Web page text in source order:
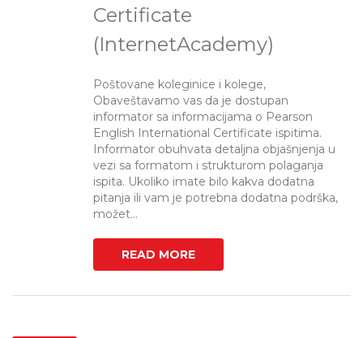
Certificate
(InternetAcademy)
Poštovane koleginice i kolege,
Obaveštavamo vas da je dostupan
informator sa informacijama o Pearson
English International Certificate ispitima.
Informator obuhvata detaljna objašnjenja u
vezi sa formatom i strukturom polaganja
ispita. Ukoliko imate bilo kakva dodatna
pitanja ili vam je potrebna dodatna podrška,
možet...
READ MORE